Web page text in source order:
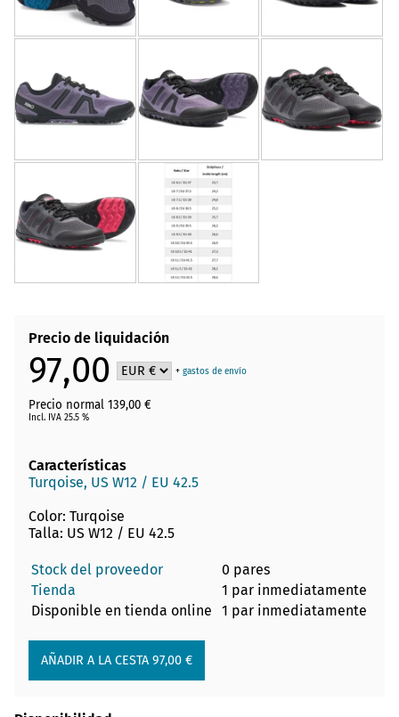
Precio de liquidación
97,00 +gastos de envío
Precio normal 139,00 €
Incl. IVA 25.5 %
Características
Turqoise, US W12 / EU 42.5
Color: Turqoise
Talla: US W12 / EU 42.5
Stock del proveedor
0 pares
Tienda
1 par inmediatamente
Disponible en tienda online
1 par inmediatamente